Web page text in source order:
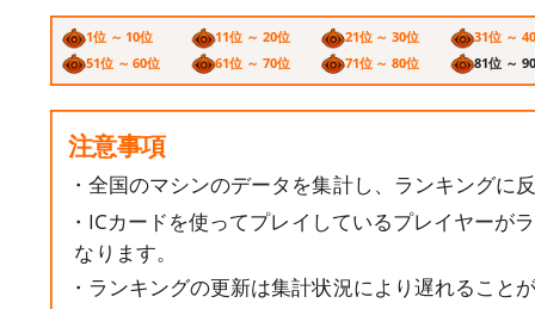
1位 ～ 10位 11位 ～ 20位 21位 ～ 30位
31位 ～
51位 ～ 60位
61位 ～ 70位 71位 ～ 80位 81位 ～
注意事項
・全国のマシンのデータを集計し、ランキングに
・ICカードを使ってプレイしているプレイヤーが
なります。
・ランキングの更新は集計状況により遅れること